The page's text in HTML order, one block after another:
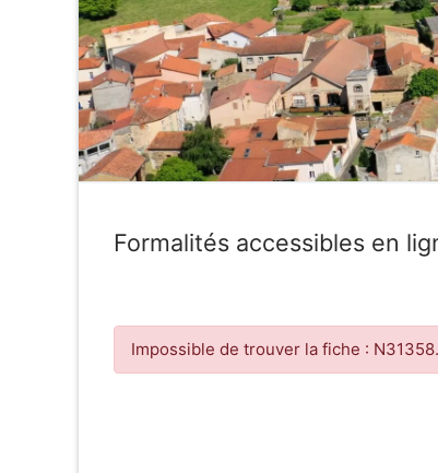
Formalités accessibles en
Impossible de trouver la fiche :